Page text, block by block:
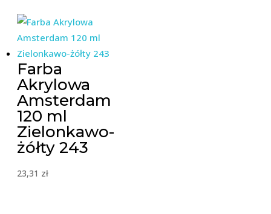
Farba
Akrylowa
Amsterdam
120 ml
Zielonkawo-
żółty 243
23,31 zł